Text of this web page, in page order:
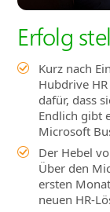
Erfolg
Kurz nach
Hubdrive
dafür, dass
Endlich gibt
Microsoft
Der Hebel
Über den
ersten
neuen